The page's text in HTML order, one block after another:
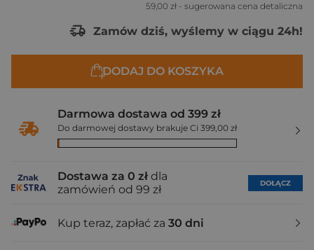
59,00 zł - sugerowana cena detaliczna
Zamów dziś, wyślemy w ciągu 24h!
DODAJ DO KOSZYKA
Darmowa dostawa od 399 zł
Do darmowej dostawy brakuje Ci 399,00 zł
Dostawa za 0 zł dla
zamówień od 99 zł
DOŁĄCZ
Kup teraz, zapłać za 30 dni